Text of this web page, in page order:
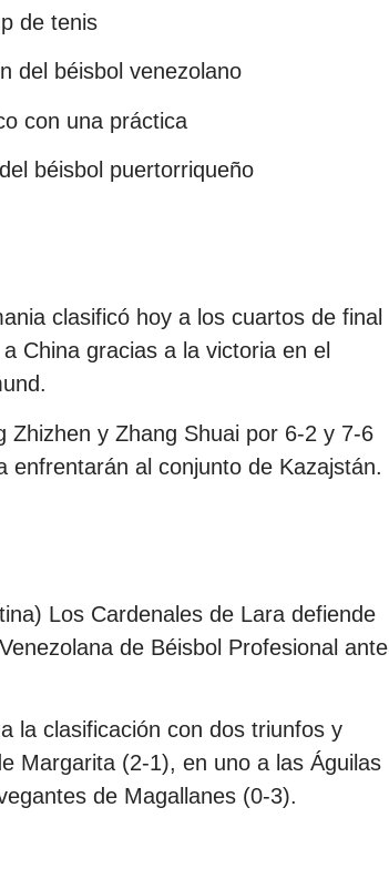
de tenis
del béisbol venezolano
con una práctica
béisbol puertorriqueño
clasificó hoy a los cuartos de final
China gracias a la victoria en el
Zhizhen y Zhang Shuai por 6-2 y 7-6
al conjunto de Kazajstán.
Los Cardenales de Lara defiende
de Béisbol Profesional ante
la clasificación con dos triunfos y
Margarita (2-1), en uno a las Águilas
de Magallanes (0-3).